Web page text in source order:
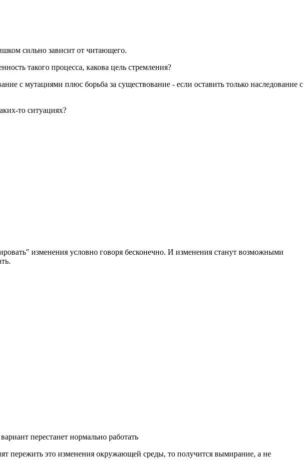
сильно зависит от читающего.
такого процесса, какова цель стремления?
с мутациями плюс борьба за существование - если оставить только наследование с
то ситуациях?
изменения условно говоря бесконечно. И изменения станут возможными
перестанет нормально работать
пережить это изменения окружающей среды, то получится вымирание, а не